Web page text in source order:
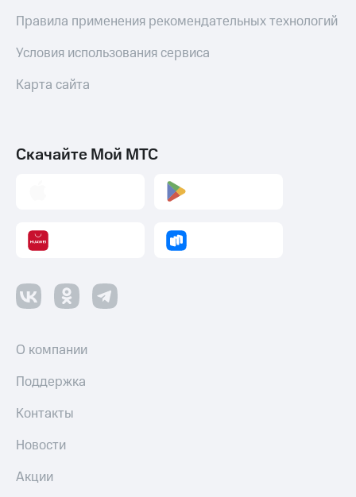
Правила применения рекомендательных технологий
Условия использования сервиса
Карта сайта
Скачайте Мой МТС
О компании
Поддержка
Контакты
Новости
Акции